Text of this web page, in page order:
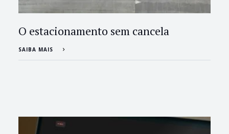
O estacionamento sem cancela
SAIBA MAIS